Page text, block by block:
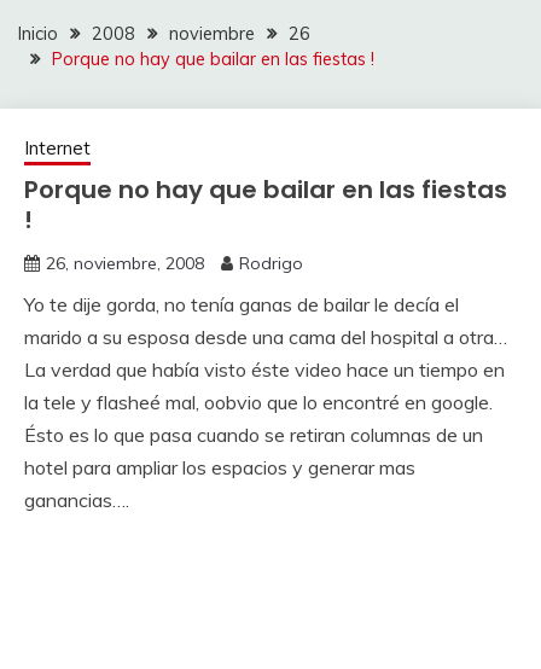
Inicio 2008 noviembre
26
Porque no hay que bailar en las fiestas !
Internet
Porque no hay que bailar en las fiestas
!
26, noviembre, 2008 Rodrigo
Yo te dije gorda, no tenía ganas de bailar le decía el
marido a su esposa desde una cama del hospital a otra…
La verdad que había visto éste video hace un tiempo en
la tele y flasheé mal, oobvio que lo encontré en google.
Ésto es lo que pasa cuando se retiran columnas de un
hotel para ampliar los espacios y generar mas
ganancias….